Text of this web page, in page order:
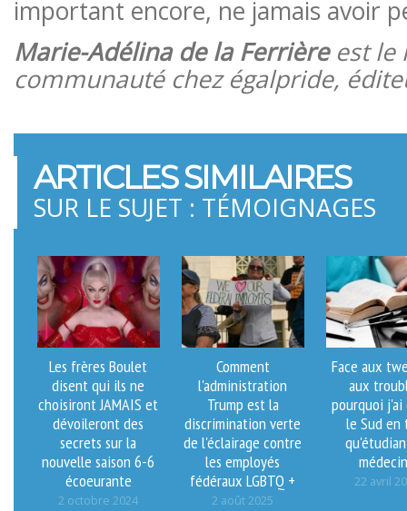
important encore, ne jamais avoir
Marie-Adélina de la Ferrière est le
communauté chez égalpride,
ARTICLES SIMILAIRES
SUR LE SUJET : TÉMOIGNAGES
Les frères Boulet
disent qui ils ne
choisiront JAMAIS et
dévoileront des
secrets sur la
nouvelle saison 6-6
écoeurante
2 octobre 2024
Comment
l'administration
Trump est la
discrimination verte
de l'éclairage contre
les employés
fédéraux LGBTQ +
2 août 2025
Face aux
aux
pourquoi
le Sud en
22 avril